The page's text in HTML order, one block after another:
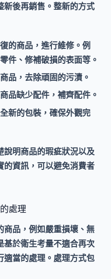
新後再銷售。整新的方式
的商品，進行維修。例
件、修補破損的表面等。
品，去除頑固的污漬。
品缺少配件，補齊配件。
新的包裝，確保外觀完
說明商品的瑕疵狀況以及
的資訊，可以避免消費者
處理
商品，例如嚴重損壞、無
基於衛生考量不適合再次
適當的處理。處理方式包